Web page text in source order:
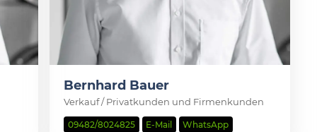
Bernhard Bauer
Verkauf / Privatkunden und Firmenkunden
09482/8024825 E-Mail WhatsApp